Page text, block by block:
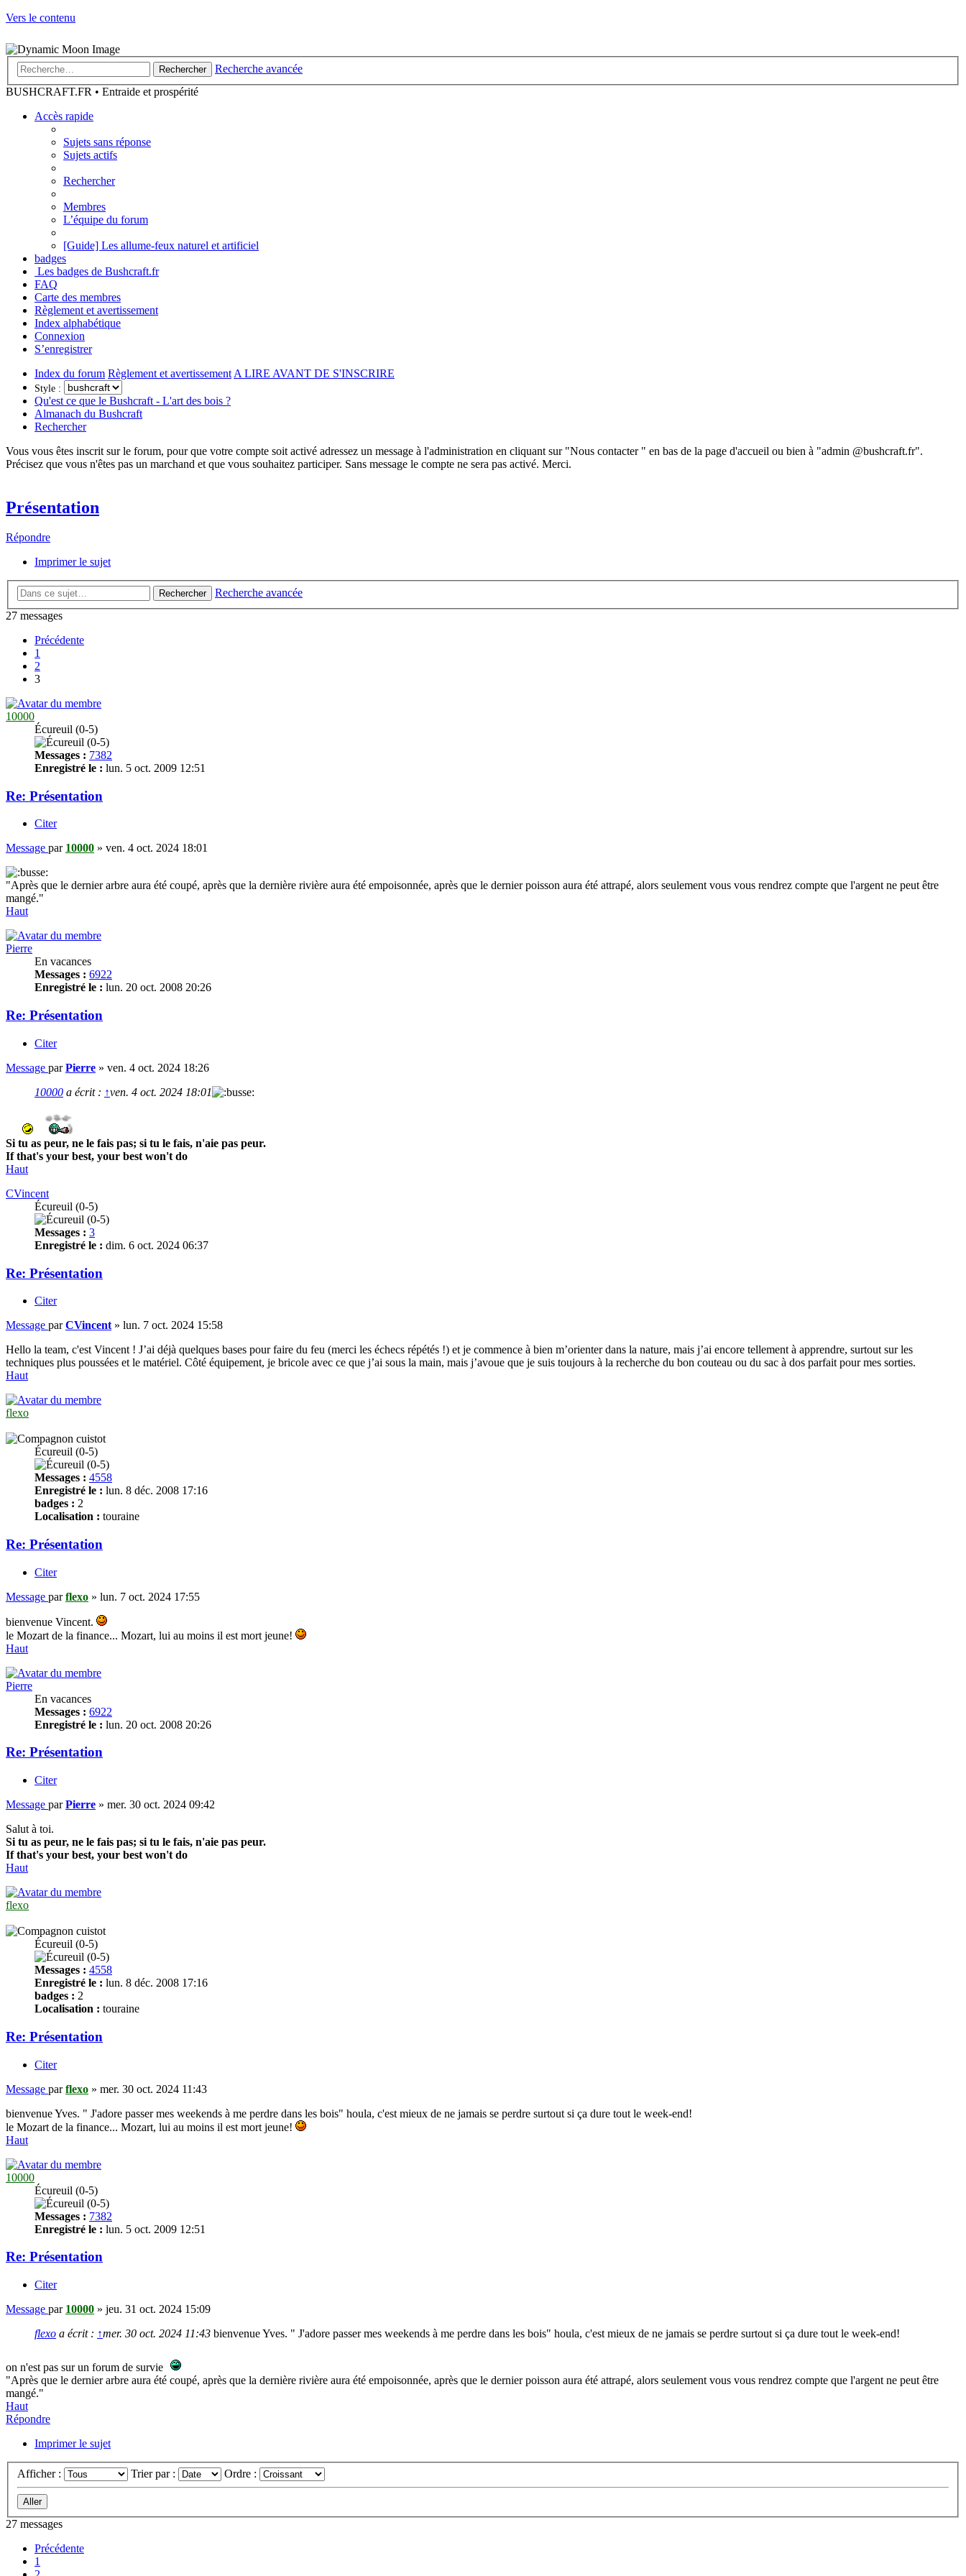
Vers le contenu
Rechercher
Recherche avancée
BUSHCRAFT.FR • Entraide et prospérité
Accès rapide
Sujets sans réponse
Sujets actifs
Rechercher
Membres
L’équipe du forum
[Guide] Les allume-feux naturel et artificiel
badges
Les badges de Bushcraft.fr
FAQ
Carte des membres
Règlement et avertissement
Index alphabétique
Connexion
S’enregistrer
Index du forum Règlement et avertissement A LIRE AVANT DE S'INSCRIRE
Style :
Qu'est ce que le Bushcraft - L'art des bois ?
Almanach du Bushcraft
Rechercher
Vous vous êtes inscrit sur le forum, pour que votre compte soit activé adressez un message à l'administration en cliquant sur "Nous contacter " en bas de la page d'accueil ou bien à "admin @bushcraft.fr".
Précisez que vous n'êtes pas un marchand et que vous souhaitez participer. Sans message le compte ne sera pas activé. Merci.
Présentation
Répondre
Imprimer le sujet
Rechercher
Recherche avancée
27 messages
Précédente
1
2
3
10000
Écureuil (0-5)
Messages : 7382
Enregistré le : lun. 5 oct. 2009 12:51
Re: Présentation
Citer
Message par 10000 » ven. 4 oct. 2024 18:01
"Après que le dernier arbre aura été coupé, après que la dernière rivière aura été empoisonnée, après que le dernier poisson aura été attrapé, alors seulement vous vous rendrez compte que l'argent ne peut être
mangé."
Haut
Pierre
En vacances
Messages : 6922
Enregistré le : lun. 20 oct. 2008 20:26
Re: Présentation
Citer
Message parPierre » ven. 4 oct. 2024 18:26
10000 a écrit : ↑ven. 4 oct. 2024 18:01
Si tu as peur, ne le fais pas; si tu le fais, n'aie pas peur.
If that's your best, your best won't do
Haut
CVincent
Écureuil (0-5)
Messages : 3
Enregistré le : dim. 6 oct. 2024 06:37
Re: Présentation
Citer
Message parCVincent » lun. 7 oct. 2024 15:58
Hello la team, c'est Vincent ! J’ai déjà quelques bases pour faire du feu (merci les échecs répétés !) et je commence à bien m’orienter dans la nature, mais j’ai encore tellement à apprendre, surtout sur les
techniques plus poussées et le matériel. Côté équipement, je bricole avec ce que j’ai sous la main, mais j’avoue que je suis toujours à la recherche du bon couteau ou du sac à dos parfait pour mes sorties.
Haut
flexo
Écureuil (0-5)
Messages : 4558
Enregistré le : lun. 8 déc. 2008 17:16
badges : 2
Localisation : touraine
Re: Présentation
Citer
Message parflexo » lun. 7 oct. 2024 17:55
bienvenue Vincent.
le Mozart de la finance... Mozart, lui au moins il est mort jeune!
Haut
Pierre
En vacances
Messages : 6922
Enregistré le : lun. 20 oct. 2008 20:26
Re: Présentation
Citer
Message parPierre » mer. 30 oct. 2024 09:42
Salut à toi.
Si tu as peur, ne le fais pas; si tu le fais, n'aie pas peur.
If that's your best, your best won't do
Haut
flexo
Écureuil (0-5)
Messages : 4558
Enregistré le : lun. 8 déc. 2008 17:16
badges : 2
Localisation : touraine
Re: Présentation
Citer
Message parflexo » mer. 30 oct. 2024 11:43
bienvenue Yves. " J'adore passer mes weekends à me perdre dans les bois" houla, c'est mieux de ne jamais se perdre surtout si ça dure tout le week-end!
le Mozart de la finance... Mozart, lui au moins il est mort jeune!
Haut
10000
Écureuil (0-5)
Messages : 7382
Enregistré le : lun. 5 oct. 2009 12:51
Re: Présentation
Citer
Message par 10000 » jeu. 31 oct. 2024 15:09
flexo a écrit : ↑mer. 30 oct. 2024 11:43 bienvenue Yves. " J'adore passer mes weekends à me perdre dans les bois" houla, c'est mieux de ne jamais se perdre surtout si ça dure tout le week-end!
on n'est pas sur un forum de survie
"Après que le dernier arbre aura été coupé, après que la dernière rivière aura été empoisonnée, après que le dernier poisson aura été attrapé, alors seulement vous vous rendrez compte que l'argent ne peut être
mangé."
Haut
Répondre
Imprimer le sujet
Afficher : Trier par : Ordre :
27 messages
Précédente
1